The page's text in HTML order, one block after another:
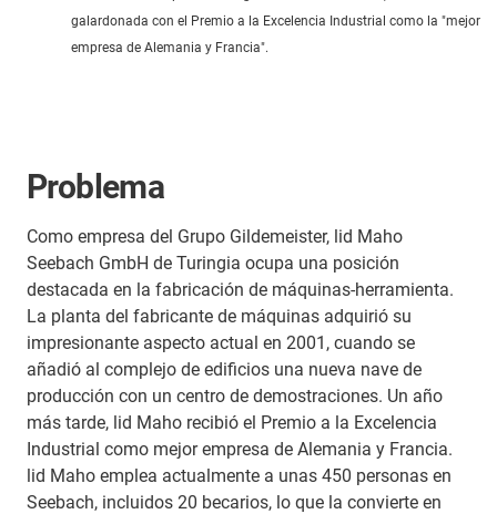
galardonada con el Premio a la Excelencia Industrial como la "mejor
empresa de Alemania y Francia".
Problema
Como empresa del Grupo Gildemeister, lid Maho
Seebach GmbH de Turingia ocupa una posición
destacada en la fabricación de máquinas-herramienta.
La planta del fabricante de máquinas adquirió su
impresionante aspecto actual en 2001, cuando se
añadió al complejo de edificios una nueva nave de
producción con un centro de demostraciones. Un año
más tarde, lid Maho recibió el Premio a la Excelencia
Industrial como mejor empresa de Alemania y Francia.
lid Maho emplea actualmente a unas 450 personas en
Seebach, incluidos 20 becarios, lo que la convierte en